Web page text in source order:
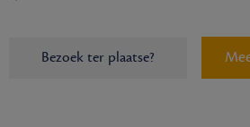
Bezoek ter plaatse?